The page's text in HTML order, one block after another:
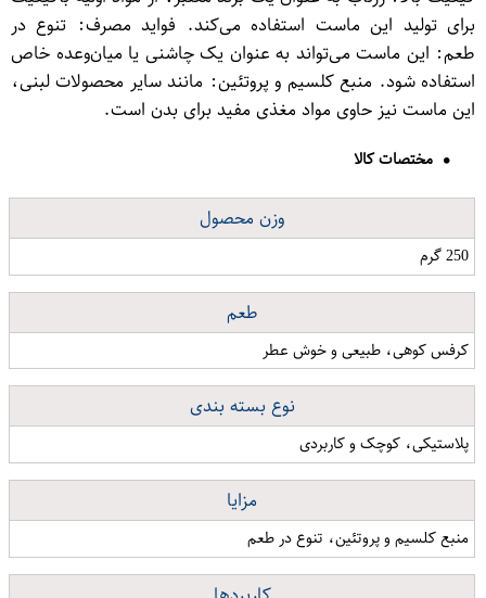
برای تولید این ماست استفاده می‌کند. فواید مصرف: تنوع در
طعم: این ماست می‌تواند به عنوان یک چاشنی یا میان‌وعده خاص
استفاده شود. منبع کلسیم و پروتئین: مانند سایر محصولات لبنی،
این ماست نیز حاوی مواد مغذی مفید برای بدن است.
مختصات کالا
وزن محصول
250 گرم
طعم
کرفس کوهی، طبیعی و خوش عطر
نوع بسته بندی
پلاستیکی، کوچک و کاربردی
مزایا
منبع کلسیم و پروتئین، تنوع در طعم